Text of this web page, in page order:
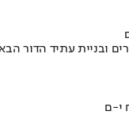
ובניית עתיד הדור
י-ם